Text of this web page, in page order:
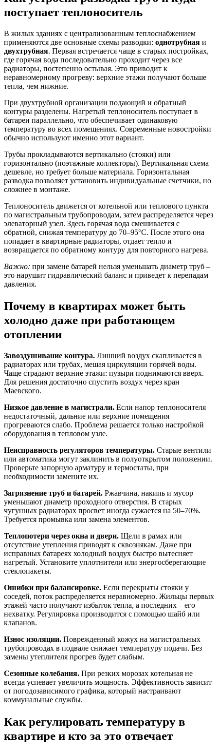
поступает теплоноситель
В жилых зданиях с централизованным теплоснабжением
применяются две основные схемы разводки: однотрубная и
двухтрубная. Первая встречается чаще в старых постройках,
где горячая вода последовательно проходит через все
радиаторы, постепенно остывая. Это приводит к
неравномерному прогреву: верхние этажи получают больше
тепла, чем нижние.
При двухтрубной организации подающий и обратный
контуры разделены. Нагретый теплоноситель поступает в
батареи параллельно, что обеспечивает одинаковую
температуру во всех помещениях. Современные новостройки
обычно используют именно этот вариант.
Трубы прокладываются вертикально (стояки) или
горизонтально (поэтажные коллекторы). Вертикальная схема
дешевле, но требует больше материала. Горизонтальная
разводка позволяет установить индивидуальные счетчики, но
сложнее в монтаже.
Теплоноситель движется от котельной или теплового пункта
по магистральным трубопроводам, затем распределяется через
элеваторный узел. Здесь горячая вода смешивается с
обратной, снижая температуру до 70–95°C. После этого она
попадает в квартирные радиаторы, отдает тепло и
возвращается по обратному контуру для повторного нагрева.
Важно: при замене батарей нельзя уменьшать диаметр труб –
это нарушит гидравлический баланс и приведет к перепадам
давления.
Почему в квартирах может быть
холодно даже при работающем
отоплении
Завоздушивание контура. Лишний воздух скапливается в
радиаторах или трубах, мешая циркуляции горячей воды.
Чаще страдают верхние этажи: пузыри поднимаются вверх.
Для решения достаточно спустить воздух через кран
Маевского.
Низкое давление в магистрали. Если напор теплоносителя
недостаточный, дальние или верхние помещения
прогреваются слабо. Проблема решается только настройкой
оборудования в тепловом узле.
Неисправность регуляторов температуры. Старые вентили
или автоматика могут заклинить в полуоткрытом положении.
Проверьте запорную арматуру и термостаты, при
необходимости замените их.
Загрязнение труб и батарей. Ржавчина, накипь и мусор
уменьшают диаметр проходного отверстия. В старых
чугунных радиаторах просвет иногда сужается на 50–70%.
Требуется промывка или замена элементов.
Теплопотери через окна и двери. Щели в рамах или
отсутствие утепления приводят к сквознякам. Даже при
исправных батареях холодный воздух быстро вытесняет
нагретый. Установите уплотнители или энергосберегающие
стеклопакеты.
Ошибки при балансировке. Если перекрыты стояки у
соседей, поток распределяется неравномерно. Жильцы первых
этажей часто получают избыток тепла, а последних – его
нехватку. Регулировка производится с помощью шайб или
клапанов.
Износ изоляции. Поврежденный кожух на магистральных
трубопроводах в подвале снижает температуру подачи. Без
замены утеплителя прогрев будет слабым.
Сезонные колебания. При резких морозах котельная не
всегда успевает увеличить мощность. Эффективность зависит
от погодозависимого графика, который настраивают
коммунальные службы.
Как регулировать температуру в
квартире и кто за это отвечает